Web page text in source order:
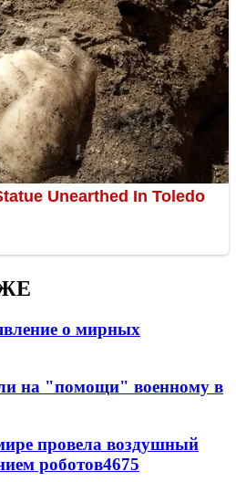
о мирных
на "помощи" военному в
провела воздушный
роботов4675